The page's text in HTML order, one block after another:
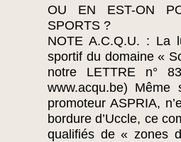
OU EN EST-ON
SPORTS ?
NOTE A.C.Q.U. : La
sportif du domaine «
notre LETTRE n°
www.acqu.be)
promoteur ASPRIA,
bordure d’Uccle, ce
qualifiés de « zones